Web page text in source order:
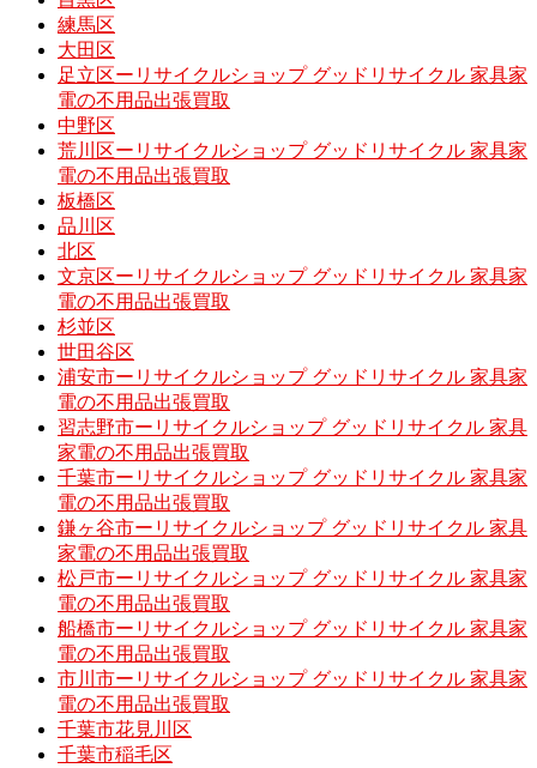
練馬区
大田区
足立区ーリサイクルショップ グッドリサイクル 家具家
電の不用品出張買取
中野区
荒川区ーリサイクルショップ グッドリサイクル 家具家
電の不用品出張買取
板橋区
品川区
北区
文京区ーリサイクルショップ グッドリサイクル 家具家
電の不用品出張買取
杉並区
世田谷区
浦安市ーリサイクルショップ グッドリサイクル 家具家
電の不用品出張買取
習志野市ーリサイクルショップ グッドリサイクル 家具
家電の不用品出張買取
千葉市ーリサイクルショップ グッドリサイクル 家具家
電の不用品出張買取
鎌ヶ谷市ーリサイクルショップ グッドリサイクル 家具
家電の不用品出張買取
松戸市ーリサイクルショップ グッドリサイクル 家具家
電の不用品出張買取
船橋市ーリサイクルショップ グッドリサイクル 家具家
電の不用品出張買取
市川市ーリサイクルショップ グッドリサイクル 家具家
電の不用品出張買取
千葉市花見川区
千葉市稲毛区